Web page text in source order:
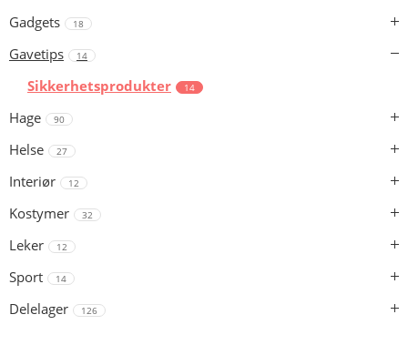
Gadgets 18
Gavetips 14
Sikkerhetsprodukter 14
Hage 90
Helse 27
Interiør 12
Kostymer 32
Leker 12
Sport 14
Delelager 126